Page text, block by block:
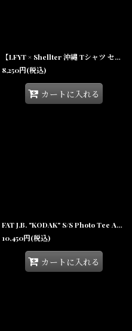
【LFYT × Shellter 沖縄 Tシャツ セレクトショップ】 フラワー ロゴ刺繍 シャツ ブラック / Lafayette Flower Logo Tee
8,250円(税込)
カートに入れる
FAT J.B. "KODAK" S/S Photo Tee Ash 半袖 ヘビーオンス フォト Tシャツ F.A.T.
10,450円(税込)
カートに入れる